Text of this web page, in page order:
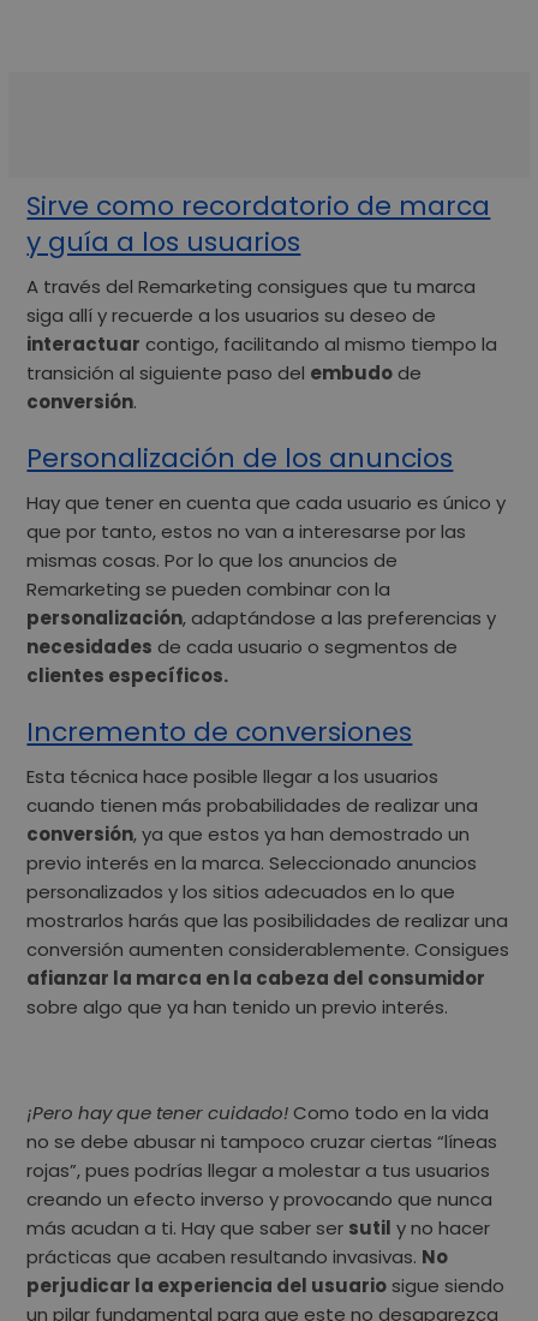
Sirve como recordatorio de marca
y guía a los usuarios
A través del Remarketing consigues que tu marca
siga allí y recuerde a los usuarios su deseo de
interactuar contigo, facilitando al mismo tiempo la
transición al siguiente paso del embudode
conversión.
Personalización de los anuncios
Hay que tener en cuenta que cada usuario es único y
que por tanto, estos no van a interesarse por las
mismas cosas. Por lo que los anuncios de
Remarketing se pueden combinar con la
personalización, adaptándose a las preferencias y
necesidades de cada usuario o segmentos de
clientes específicos.
Incremento de conversiones
Esta técnica hace posible llegar a los usuarios
cuando tienen más probabilidades de realizar una
conversión, ya que estos ya han demostrado un
previo interés en la marca. Seleccionado anuncios
personalizados y los sitios adecuados en lo que
mostrarlos harás que las posibilidades de realizar una
conversión aumenten considerablemente. Consigues
afianzar la marca en la cabeza del consumidor
sobre algo que ya han tenido un previo interés.
¡Pero hay que tener cuidado! Como todo en la vida
no se debe abusar ni tampoco cruzar ciertas “líneas
rojas”, pues podrías llegar a molestar a tus usuarios
creando un efecto inverso y provocando que nunca
más acudan a ti. Hay que saber ser sutil y no hacer
prácticas que acaben resultando invasivas. No
perjudicar la experiencia del usuario sigue siendo
un pilar fundamental para que este no desaparezca